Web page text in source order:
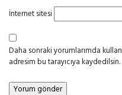
İnternet sitesi
Daha sonraki yorumlarımda
adresim bu tarayıcıya kaydedilsin.